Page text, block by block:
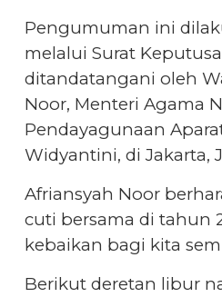
Pengumuman ini
melalui Surat
ditandatangani oleh
Noor, Menteri Agama
Pendayagunaan
Widyantini, di Jakarta,
Afriansyah Noor
cuti bersama di tahun
kebaikan bagi kita
Berikut deretan libur